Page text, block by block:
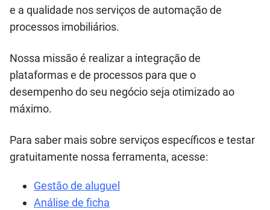
e a qualidade nos serviços de automação de
processos imobiliários.
Nossa missão é realizar a integração de
plataformas e de processos para que o
desempenho do seu negócio seja otimizado ao
máximo.
Para saber mais sobre serviços específicos e testar
gratuitamente nossa ferramenta, acesse:
Gestão de aluguel
Análise de ficha